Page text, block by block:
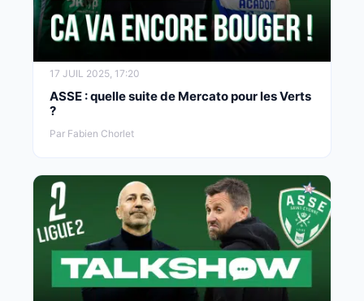
17 JUIL 2025, 17:20
ASSE : quelle suite de Mercato pour les Verts
?
Par Fabien Chorlet